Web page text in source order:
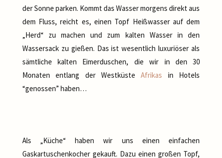
der Sonne parken. Kommt das Wasser morgens direkt aus
dem Fluss, reicht es, einen Topf Heißwasser auf dem
„Herd“ zu machen und zum kalten Wasser in den
Wassersack zu gießen. Das ist wesentlich luxuriöser als
sämtliche kalten Eimerduschen, die wir in den 30
Monaten entlang der WestküsteAfrikas in Hotels
“genossen” haben…
Als „Küche“ haben wir uns einen einfachen
Gaskartuschenkocher gekauft. Dazu einen großen Topf,